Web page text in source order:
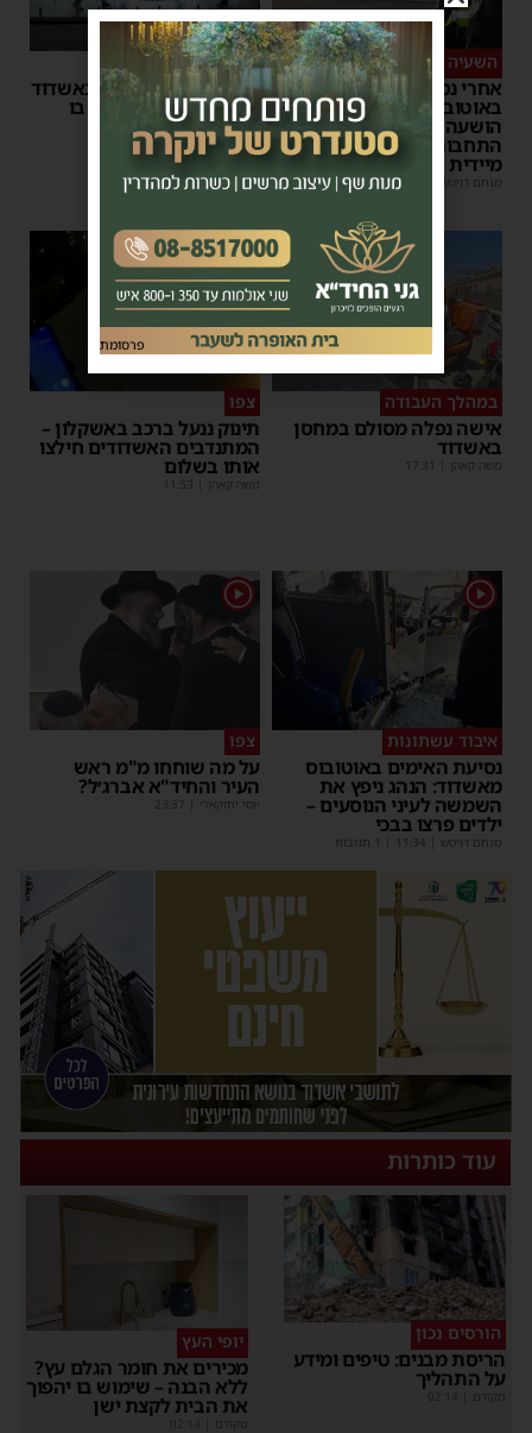
השעיה מיידית
אחרי נסיעת האימים
באוטובוס מאשדוד: הנהג
הושעה מתפקידו – משרד
התחבורה הורה על בדיקה
מיידית
מנחם דויטש 17:44 | 3 תגובות
ליבו שב לפעום
אדם התמוטט בביתו באשדוד
– כוחות ההצלה ביצעו בו
פעולות החייאה
מנחם דויטש 17:35
במהלך העבודה
אישה נפלה מסולם במחסן
באשדוד
משה קאהן 17:31
1
צפו
תינוק ננעל ברכב באשקלון –
המתנדבים האשדודים חילצו
אותו בשלום
משה קאהן 11:53
1
איבוד עשתונות
נסיעת האימים באוטובוס
מאשדוד: הנהג ניפץ את
השמשה לעיני הנוסעים –
ילדים פרצו בבכי
מנחם דויטש 11:34
1
צפו
על מה שוחחו מ"מ ראש
העיר והחיד"א אברג׳ל?
יוסי יחזקאלי 23:37
עוד כותרות
הורסים נכון
הריסת מבנים: טיפים ומידע
על התהליך
מקודם
יופי העץ
מכירים את חומר הגלם עץ?
ללא הבנה – שימוש בו יהפוך
את הבית לקצת ישן
מקודם
פרסומת